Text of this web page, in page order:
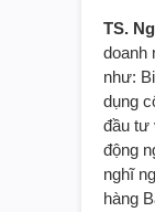
TS.
doanh
như:
dụng
đầu tư
động
nghĩ
hàng